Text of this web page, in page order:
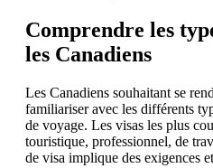
Comprendre les
les Canadiens
Les Canadiens souhaitant se
familiariser avec les différents
de voyage. Les visas les plus
touristique, professionnel, de
de visa implique des exigences